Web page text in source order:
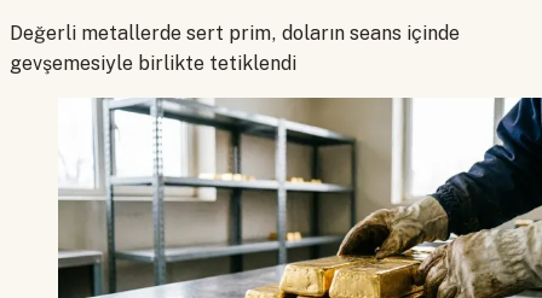
Değerli metallerde sert prim, doların seans içinde
gevşemesiyle birlikte tetiklendi